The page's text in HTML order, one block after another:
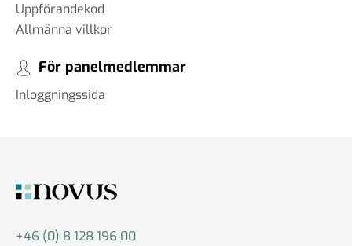
Uppförandekod
Allmänna villkor
För panelmedlemmar
Inloggningssida
+46 (0) 8 128 196 00